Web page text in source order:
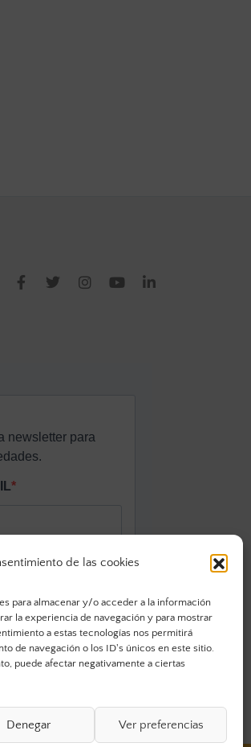
de las cookies
para almacenar y/o acceder a la información
la experiencia de navegación y para mostrar
a estas tecnologías nos permitirá
de navegación o los ID's únicos en este sitio.
puede afectar negativamente a ciertas
Denegar Ver preferencias